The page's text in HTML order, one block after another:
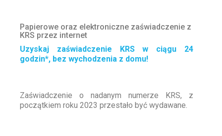
Papierowe oraz elektroniczne zaświadczenie z
KRS przez internet
Uzyskaj zaświadczenie KRS w ciągu 24
godzin*, bez wychodzenia z domu!
Zaświadczenie o nadanym numerze KRS, z
początkiem roku 2023 przestało być wydawane.